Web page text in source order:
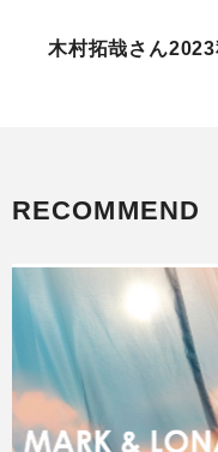
RECOMMEND
木村拓哉さん